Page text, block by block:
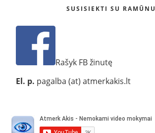
SUSISIEKTI SU RAMŪNU
Rašyk FB žinutę
El. p. pagalba (at) atmerkakis.lt